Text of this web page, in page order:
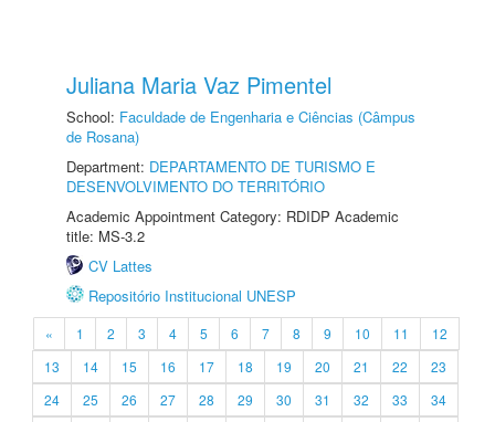
Juliana Maria Vaz Pimentel
School: Faculdade de Engenharia e Ciências (Câmpus
de Rosana)
Department: DEPARTAMENTO DE TURISMO E
DESENVOLVIMENTO DO TERRITÓRIO
Academic Appointment Category: RDIDP Academic
title: MS-3.2
CV Lattes
Repositório Institucional UNESP
« 1 2 3 4 5 6 7 8 9 10 11
12
13
14 15 16 17 18 19 20 21 22
23
24
25 26 27 28 29 30 31 32 33
34